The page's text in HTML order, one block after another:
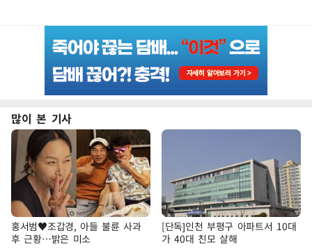
많이 본 기사
홍서범♥조갑경, 아들 불륜 사과
후 근황…밝은 미소
[단독]인천 부평구 아파트서 10대
가 40대 친모 살해